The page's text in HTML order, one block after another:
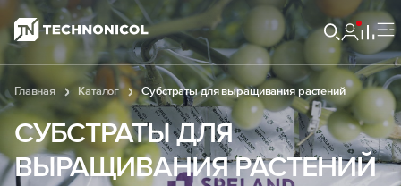
Главная Каталог Субстраты для выращивания растений
СУБСТРАТЫ ДЛЯ
ВЫРАЩИВАНИЯ РАСТЕНИЙ